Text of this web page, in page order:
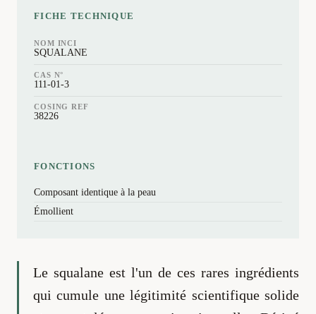
Le squalane est l'un de ces rares ingrédients
qui cumule une légitimité scientifique solide
FICHE TECHNIQUE
NOM INCI
SQUALANE
CAS N°
111-01-3
COSING REF
38226
FONCTIONS
Composant identique à la peau
Émollient